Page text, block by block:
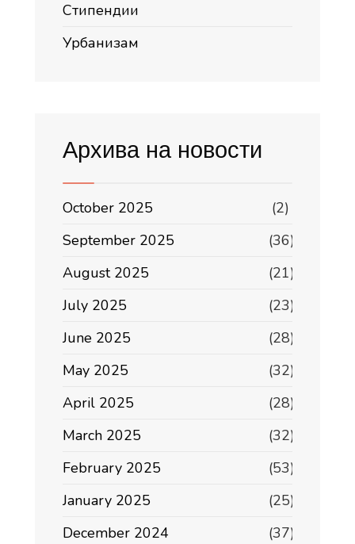
Стипендии
Урбанизам
Архива на новости
October 2025
(2)
September 2025
(36)
August 2025
(21)
July 2025
(23)
June 2025
(28)
May 2025
(32)
April 2025
(28)
March 2025
(32)
February 2025
(53)
January 2025
(25)
December 2024
(37)